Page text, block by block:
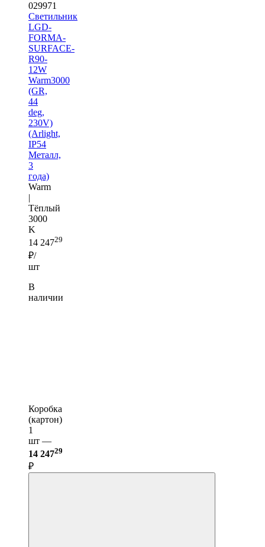
029971
Светильник
LGD-
FORMA-
SURFACE-
R90-
12W
Warm3000
(GR,
44
deg,
230V)
(Arlight,
IP54
Металл,
3
года)
Warm
|
Тёплый
3000
K
14 24729
₽/
шт
В
наличии
Коробка
(картон)
1
шт —
14 24729
₽